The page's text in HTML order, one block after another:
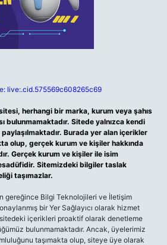
live:.cid.575569c608265c69
herhangi bir marka, kurum veya şahıs
bulunmamaktadır. Sitede yalnızca kendi
paylaşılmaktadır. Burada yer alan içerikler
olup, gerçek kurum ve kişiler hakkında
Gerçek kurum ve kişiler ile isim
Sitemizdeki bilgiler taslak
taşımazlar.
gereğince Bilgi Teknolojileri ve İletişim
bir Yer Sağlayıcı olarak hizmet
içerikleri proaktif olarak denetleme
bulunmamaktadır. Ancak, üyelerimiz
taşımakta olup, siteye üye olarak